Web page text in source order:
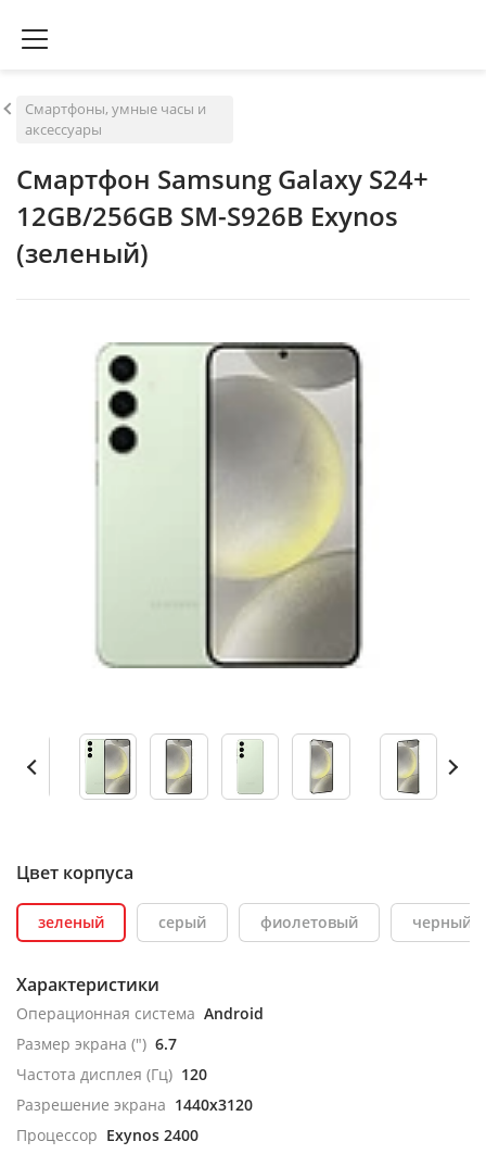
Смартфоны, умные часы и
аксессуары
Смартфон Samsung Galaxy S24+
12GB/256GB SM-S926B Exynos
(зеленый)
Цвет корпуса
зеленый серый фиолетовый черный
Характеристики
Операционная система Android
Размер экрана (") 6.7
Частота дисплея (Гц) 120
Разрешение экрана 1440x3120
Процессор Exynos 2400